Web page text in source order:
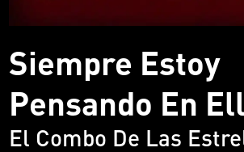
Siempre Estoy
Pensando En
El Combo De Las